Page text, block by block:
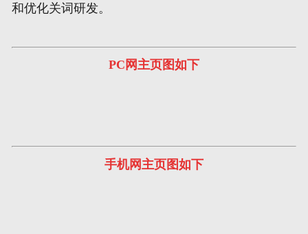
和优化关词研发。
PC网主页图如下
手机网主页图如下